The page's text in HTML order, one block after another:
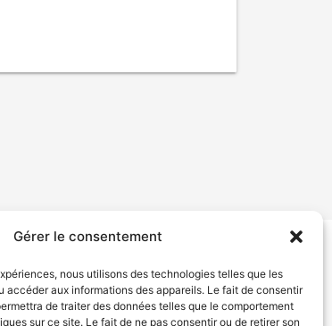
Gérer le consentement
nous utilisons des technologies telles que les
accéder aux informations des appareils. Le fait de consentir
de traiter des données telles que le comportement
sur ce site. Le fait de ne pas consentir ou de retirer son
Politique de confidentialité